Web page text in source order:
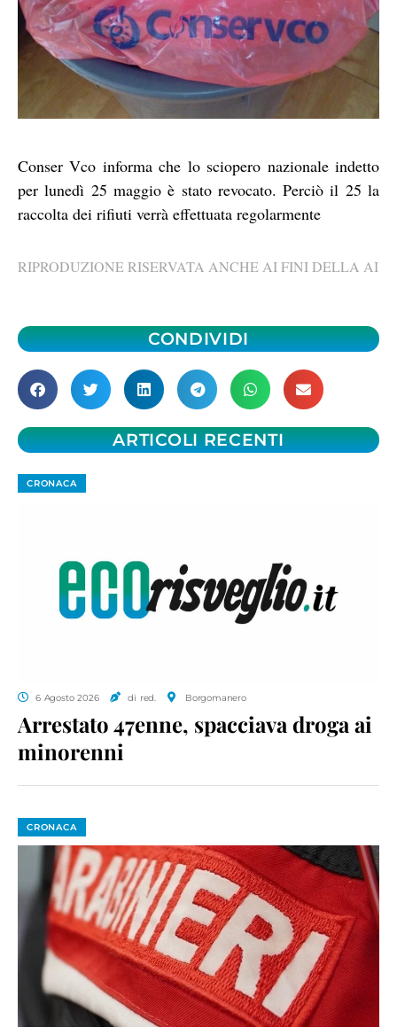
Conser Vco informa che lo sciopero nazionale indetto
per lunedì 25 maggio è stato revocato. Perciò il 25 la
raccolta dei rifiuti verrà effettuata regolarmente
RIPRODUZIONE RISERVATA ANCHE AI FINI DELLA AI
CONDIVIDI
ARTICOLI RECENTI
CRONACA
6 Agosto 2026 di red. Borgomanero
Arrestato 47enne, spacciava droga ai
minorenni
CRONACA